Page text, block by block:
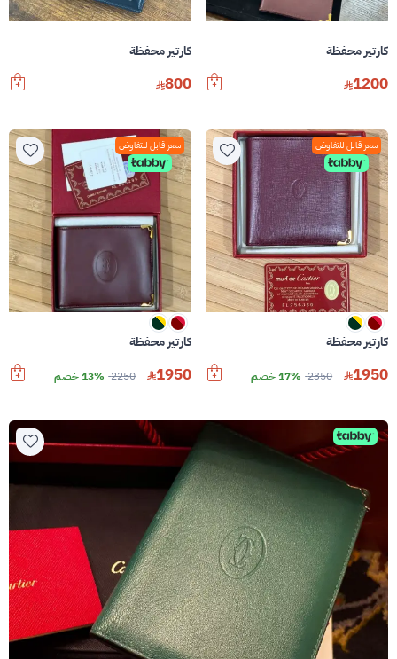
كارتير محفظة
1200
كارتير محفظة
800
سعر قابل للتفاوض
كارتير محفظة
1950
2350 17% خصم
سعر قابل للتفاوض
كارتير محفظة
1950
2250 13% خصم